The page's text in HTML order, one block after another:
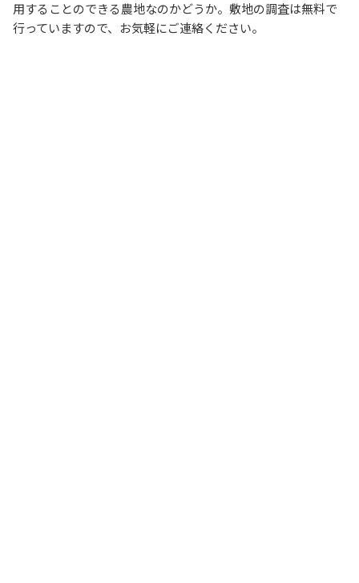
用することのできる農地なのかどうか。敷地の調査は無料で
行っていますので、お気軽にご連絡ください。